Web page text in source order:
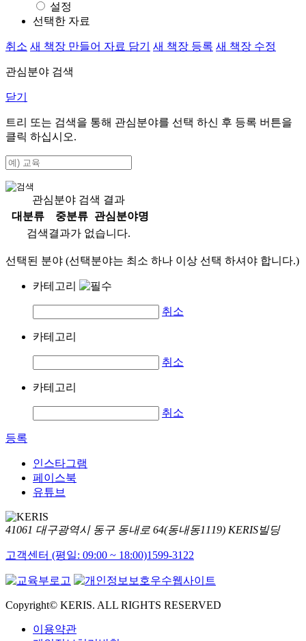
설정
선택한 자료
취소 새 책장 만들어 자료 담기 새 책장 등록 새 책장 수정
관심분야 검색
닫기
트리 또는 검색을 통해 관심분야를 선택 하신 후 등록 버튼을
클릭 하십시오.
관심분야 검색 결과
대분류
중분류
관심분야명
검색결과가 없습니다.
선택된 분야 (선택분야는 최소 하나 이상 선택 하셔야 합니다.)
카테고리
취소
카테고리
취소
카테고리
취소
등록
인스타그램
페이스북
유튜브
41061 대구광역시 동구 동내로 64(동내동1119) KERIS빌딩
고객센터 (평일: 09:00 ~ 18:00)1599-3122
Copyright© KERIS. ALL RIGHTS RESERVED
이용약관